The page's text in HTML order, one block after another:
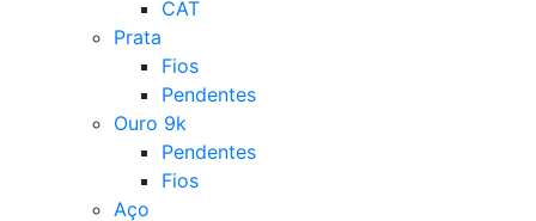
CAT
Prata
Fios
Pendentes
Ouro 9k
Pendentes
Fios
Aço